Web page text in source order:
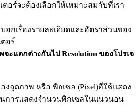
ตอร์จะต้องเลือกให้เหมาะสมกับที่เรา
บอกเรื่องรายละเอียดและอัตราส่วนของ
อร์
จะแตกต่างกันไป Resolution ของโปรเจ
งจุดภาพ หรือ พิกเซล (Pixel)ที่ใช้แสดง
การแสดงจำนวนพิกเซลในแนวนอน